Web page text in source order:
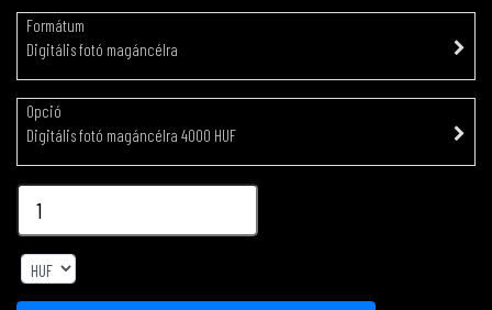
Formátum
Digitális fotó magáncélra
Opció
Digitális fotó magáncélra 4000 HUF